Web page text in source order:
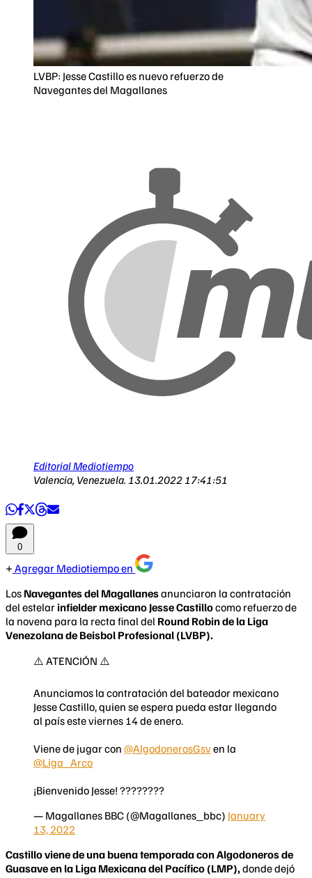
LVBP: Jesse Castillo es nuevo refuerzo de
Navegantes del Magallanes
Editorial Mediotiempo
Valencia, Venezuela. 13.01.2022 17:41:51
0
Agregar Mediotiempo en
Los Navegantes del Magallanesanunciaron la contratación
del estelar infielder mexicano Jesse Castillocomo refuerzo de
la novena para la recta final del Round Robin de la Liga
Venezolana de Beisbol Profesional (LVBP).
⚠️ ATENCIÓN ⚠️
Anunciamos la contratación del bateador mexicano
Jesse Castillo, quien se espera pueda estar llegando
al país este viernes 14 de enero.
Viene de jugar con @AlgodonerosGsven la
@Liga_Arco
¡Bienvenido Jesse! ????????
— Magallanes BBC (@Magallanes_bbc) January
13, 2022
Castillo viene de una buena temporada con Algodoneros de
Guasave en la Liga Mexicana del Pacífico (LMP),donde dejó